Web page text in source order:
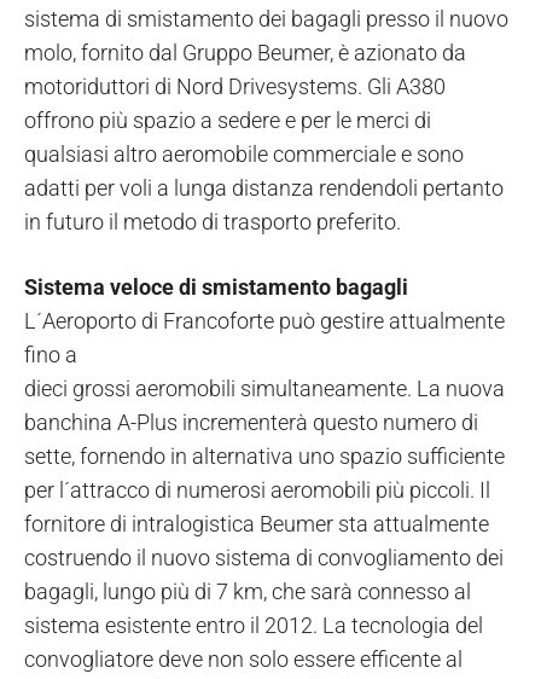
sistema di smistamento dei bagagli presso il nuovo
molo, fornito dal Gruppo Beumer, è azionato da
motoriduttori di Nord Drivesystems. Gli A380
offrono più spazio a sedere e per le merci di
qualsiasi altro aeromobile commerciale e sono
adatti per voli a lunga distanza rendendoli pertanto
in futuro il metodo di trasporto preferito.
Sistema veloce di smistamento bagagli
L´Aeroporto di Francoforte può gestire attualmente
fino a
dieci grossi aeromobili simultaneamente. La nuova
banchina A-Plus incrementerà questo numero di
sette, fornendo in alternativa uno spazio sufficiente
per l´attracco di numerosi aeromobili più piccoli. Il
fornitore di intralogistica Beumer sta attualmente
costruendo il nuovo sistema di convogliamento dei
bagagli, lungo più di 7 km, che sarà connesso al
sistema esistente entro il 2012. La tecnologia del
convogliatore deve non solo essere efficente al